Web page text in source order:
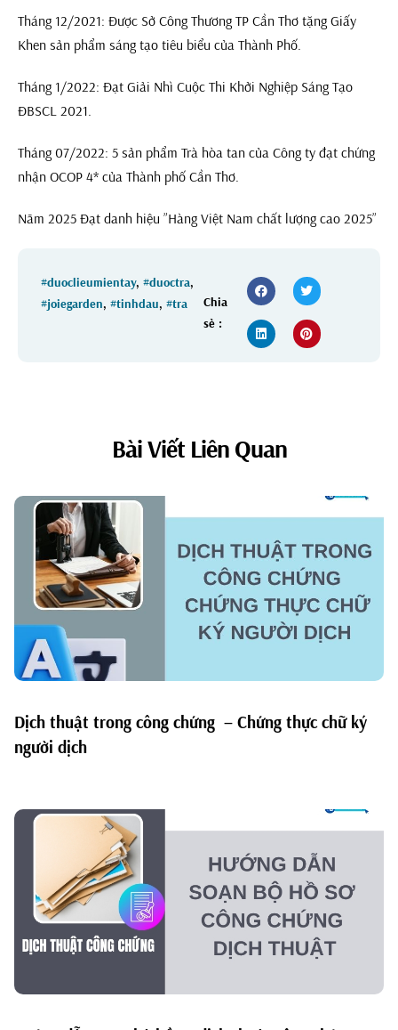
Tháng 12/2021: Được Sở Công Thương TP Cần Thơ tặng Giấy
Khen sản phẩm sáng tạo tiêu biểu của Thành Phố.
Tháng 1/2022: Đạt Giải Nhì Cuộc Thi Khởi Nghiệp Sáng Tạo
ĐBSCL 2021.
Tháng 07/2022: 5 sản phẩm Trà hòa tan của Công ty đạt chứng
nhận OCOP 4* của Thành phố Cần Thơ.
Năm 2025 Đạt danh hiệu ”Hàng Việt Nam chất lượng cao 2025”
#duoclieumientay, #duoctra,
#joiegarden, #tinhdau, #tra
Chia
sẻ :
Bài Viết Liên Quan
Dịch thuật trong công chứng – Chứng thực chữ ký
người dịch